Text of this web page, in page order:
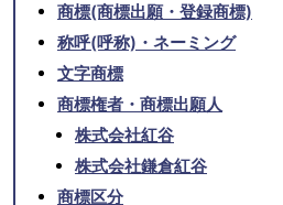
商標(商標出願・登録商標)
称呼(呼称)・ネーミング
文字商標
商標権者・商標出願人
株式会社紅谷
株式会社鎌倉紅谷
商標区分